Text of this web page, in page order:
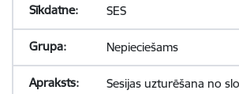
SES
Nepieciešams
Sesijas uzturēšana no